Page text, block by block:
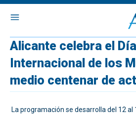
Alicante celebra el Día
Internacional de los
medio centenar de
La programación se desarrolla del 12 al